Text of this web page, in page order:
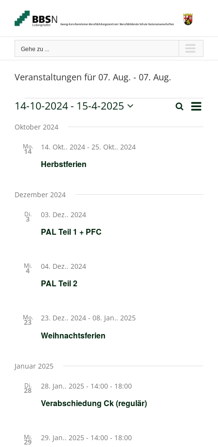
springen
Gehe zu ...
Veranstaltungen für 07. Aug. - 07. Aug.
Veranstaltungen Suche
Liste
14-10-2024 - 15-4-2025
wählen.
Oktober 2024
Mo.
14
Herbstferien
14. Okt.. 2024 - 25. Okt.. 2024
Dezember 2024
Di.
3
PAL Teil 1 + PFC
03. Dez.. 2024
Mi.
4
PAL Teil 2
04. Dez.. 2024
Mo.
23
Weihnachtsferien
23. Dez.. 2024 - 08. Jan.. 2025
Januar 2025
Di.
28
Verabschiedung Ck (regulär)
28. Jan.. 2025 - 14:00 - 18:00
Mi.
29 29. Jan.. 2025 - 14:00 - 18:00